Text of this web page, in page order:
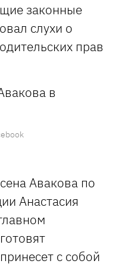
законные
слухи о
прав
Авакова по
Анастасия
с собой